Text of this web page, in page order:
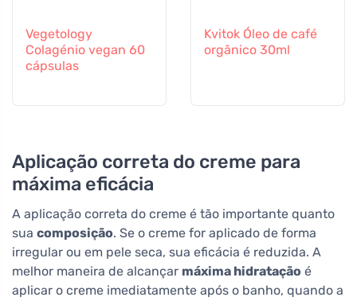
Vegetology
Colagénio vegan 60
cápsulas
Kvitok Óleo de café
orgânico 30ml
Aplicação correta do creme para
máxima eficácia
A aplicação correta do creme é tão importante quanto
sua composição. Se o creme for aplicado de forma
irregular ou em pele seca, sua eficácia é reduzida. A
melhor maneira de alcançar máxima hidratação é
aplicar o creme imediatamente após o banho, quando a